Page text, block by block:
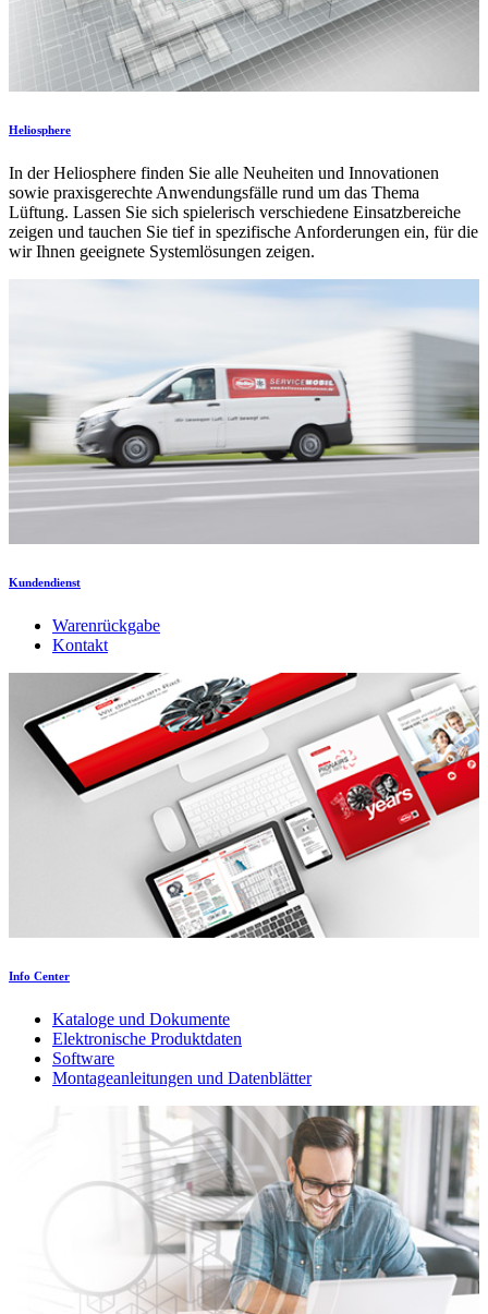
Heliosphere
In der Heliosphere finden Sie alle Neuheiten und Innovationen
sowie praxisgerechte Anwendungsfälle rund um das Thema
Lüftung. Lassen Sie sich spielerisch verschiedene Einsatzbereiche
zeigen und tauchen Sie tief in spezifische Anforderungen ein, für die
wir Ihnen geeignete Systemlösungen zeigen.
Kundendienst
Warenrückgabe
Kontakt
Info Center
Kataloge und Dokumente
Elektronische Produktdaten
Software
Montageanleitungen und Datenblätter